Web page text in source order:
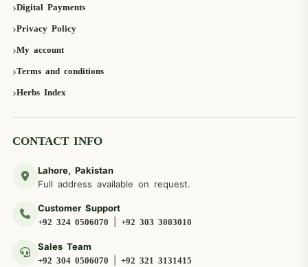
Digital Payments
Privacy Policy
My account
Terms and conditions
Herbs Index
CONTACT INFO
Lahore, Pakistan
Full address available on request.
Customer Support
+92 324 0506070 +92 303 3003010
Sales Team
+92 304 0506070 +92 321 3131415